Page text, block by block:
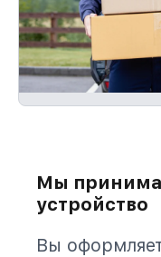
Мы
устройство
Вы